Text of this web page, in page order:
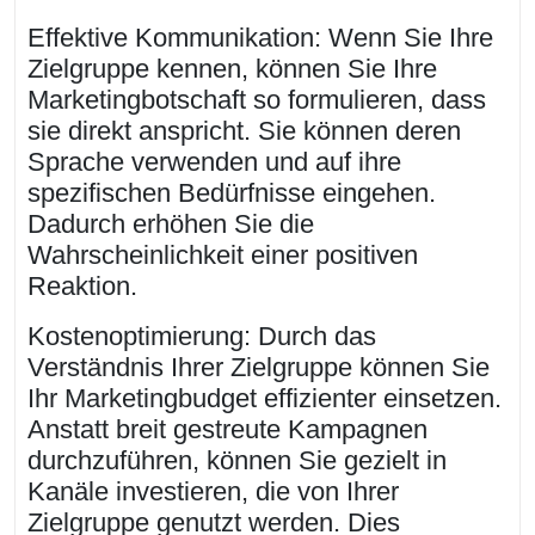
Effektive Kommunikation: Wenn Sie Ihre
Zielgruppe kennen, können Sie Ihre
Marketingbotschaft so formulieren, dass
sie direkt anspricht. Sie können deren
Sprache verwenden und auf ihre
spezifischen Bedürfnisse eingehen.
Dadurch erhöhen Sie die
Wahrscheinlichkeit einer positiven
Reaktion.
Kostenoptimierung: Durch das
Verständnis Ihrer Zielgruppe können Sie
Ihr Marketingbudget effizienter einsetzen.
Anstatt breit gestreute Kampagnen
durchzuführen, können Sie gezielt in
Kanäle investieren, die von Ihrer
Zielgruppe genutzt werden. Dies